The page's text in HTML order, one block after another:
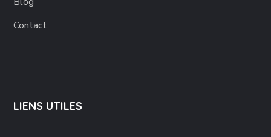
Contact
LIENS UTILES